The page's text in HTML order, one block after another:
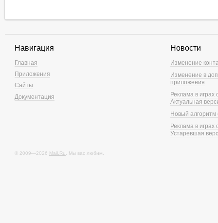
Навигация
Главная
Приложения
Сайты
Документация
Новости
Изменение
Изменение в
приложения
Реклама в
Актуальная
Новый алгоритм
Реклама в
Устаревшая
© 2009—2026 Mail.Ru . Мы вас любим.